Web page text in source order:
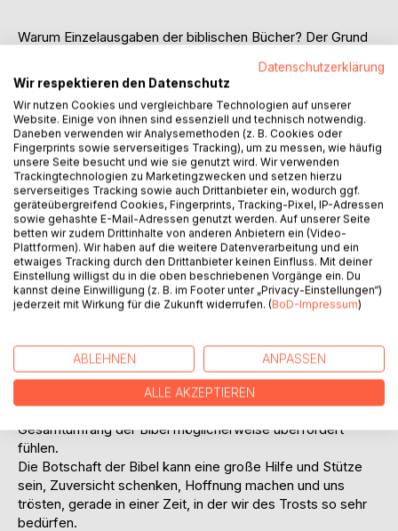
Warum Einzelausgaben der biblischen Bücher? Der Grund
vollen Umfangs, selbst bei großformatigen Ausgaben,
zumeist eine sehr kleine Schrift und ist demnach
entsprechend schwer zu lesen. Möchte man zudem die
Bibel gerne mitnehmen, um unterwegs zu lesen,
entscheidet man sich schnell dagegen, solch ein schweres
Buch den ganzen Tag mit sich umherzutragen.
Einzelne Bücher der Bibel erlauben dagegen eine für die
Augen angenehme Schriftgröße und erleichtern somit das
Lesen erheblich. An Stelle eines umfangreichen, schweren
Buches ist es nun möglich, einen Text Ihrer Wahl in leicht
tragbarer Ausführung mitzunehmen. So kann die Bibel
einfach unterwegs gelesen werden. Mit anderen Worten:
Luther hat die Bibel zugänglich gemacht, diese Version
macht sie mühelos lesbar.
Einstieg in die Bibel sowie als Geschenk; nicht nur für
Menschen, welche die biblische Heilsbotschaft bereits
erreicht hat, sondern auch für alle, die sich noch nicht an
die Heilige Schrift heranwagten oder sich von dem
Gesamtumfang der Bibel möglicherweise überfordert
fühlen.
Die Botschaft der Bibel kann eine große Hilfe und Stütze
sein, Zuversicht schenken, Hoffnung machen und uns
trösten, gerade in einer Zeit, in der wir des Trosts so sehr
bedürfen.
Datenschutzerklärung
Wir respektieren den Datenschutz
Wir nutzen Cookies und vergleichbare Technologien auf unserer
Website. Einige von ihnen sind essenziell und technisch notwendig.
Daneben verwenden wir Analysemethoden (z. B. Cookies oder
Fingerprints sowie serverseitiges Tracking), um zu messen, wie häufig
unsere Seite besucht und wie sie genutzt wird. Wir verwenden
Trackingtechnologien zu Marketingzwecken und setzen hierzu
serverseitiges Tracking sowie auch Drittanbieter ein, wodurch ggf.
geräteübergreifend Cookies, Fingerprints, Tracking-Pixel, IP-Adressen
sowie gehashte E-Mail-Adressen genutzt werden. Auf unserer Seite
betten wir zudem Drittinhalte von anderen Anbietern ein (Video-
Plattformen). Wir haben auf die weitere Datenverarbeitung und ein
etwaiges Tracking durch den Drittanbieter keinen Einfluss. Mit deiner
Einstellung willigst du in die oben beschriebenen Vorgänge ein. Du
kannst deine Einwilligung (z. B. im Footer unter „Privacy-Einstellungen“)
jederzeit mit Wirkung für die Zukunft widerrufen. (BoD-Impressum)
ABLEHNEN ANPASSEN
ALLE AKZEPTIEREN